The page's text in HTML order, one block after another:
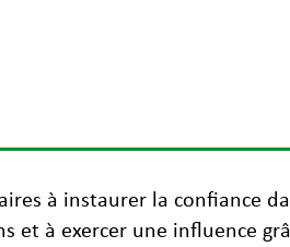
à instaurer la confiance
et à exercer une influence